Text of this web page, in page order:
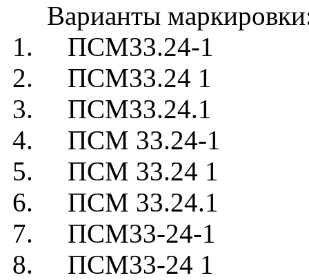
Варианты
1. ПСМ33.24-1
2. ПСМ33.24 1
3. ПСМ33.24.1
4. ПСМ 33.24-1
5. ПСМ 33.24 1
6. ПСМ 33.24.1
7. ПСМ33-24-1
8. ПСМ33-24 1